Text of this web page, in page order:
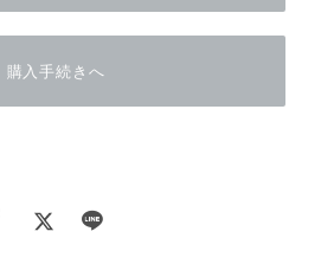
購入手続きへ